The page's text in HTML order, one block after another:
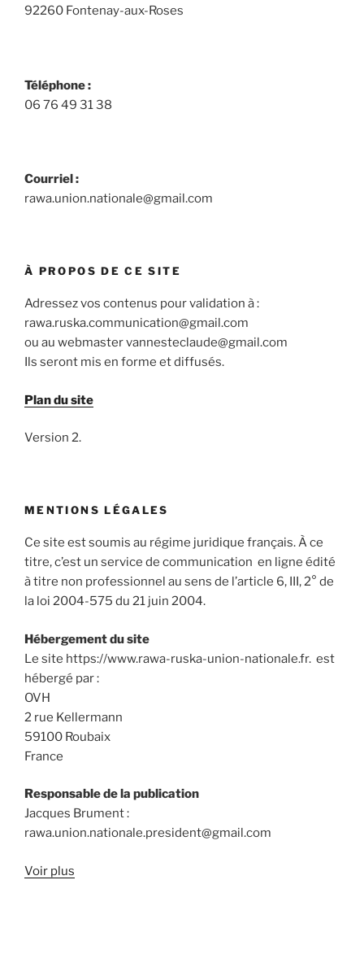
92260 Fontenay-aux-Roses
Téléphone :
06 76 49 31 38
Courriel :
rawa.union.nationale@gmail.com
À PROPOS DE CE SITE
Adressez vos contenus pour validation à :
rawa.ruska.communication@gmail.com
ou au webmaster vannesteclaude@gmail.com
Ils seront mis en forme et diffusés.
Plan du site
Version 2.
MENTIONS LÉGALES
Ce site est soumis au régime juridique français. À ce
titre, c’est un service de communication en ligne édité
à titre non professionnel au sens de l’article 6, III, 2° de
la loi 2004-575 du 21 juin 2004.
Hébergement du site
Le site https://www.rawa-ruska-union-nationale.fr. est
hébergé par :
OVH
2 rue Kellermann
59100 Roubaix
France
Responsable de la publication
Jacques Brument :
rawa.union.nationale.president@gmail.com
Voir plus